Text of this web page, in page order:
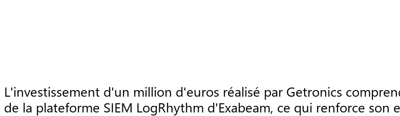
L'investissement d'un million d'euros réalisé par Getronics
de la plateforme SIEM LogRhythm d'Exabeam, ce qui renforce